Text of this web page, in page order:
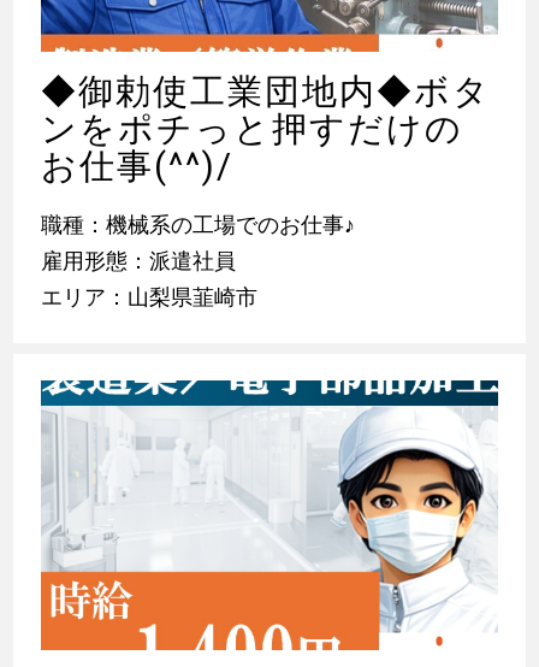
◆御勅使工業団地内◆ボタ
ンをポチっと押すだけの
お仕事(^^)/
職種：機械系の工場でのお仕事♪
雇用形態：派遣社員
エリア：山梨県韮崎市